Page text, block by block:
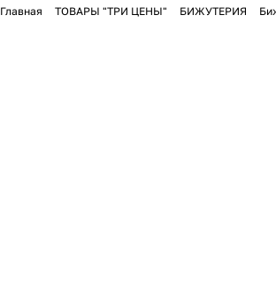
Главная ТОВАРЫ "ТРИ ЦЕНЫ" БИЖУТЕРИЯ